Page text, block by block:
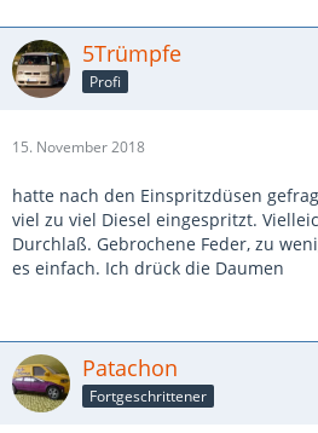
5Trümpfe
Profi
15. November 2018
hatte nach den Einspritzdüsen
viel zu viel Diesel eingespritzt.
Durchlaß. Gebrochene Feder, zu
es einfach. Ich drück die Daumen
Patachon
Fortgeschrittener